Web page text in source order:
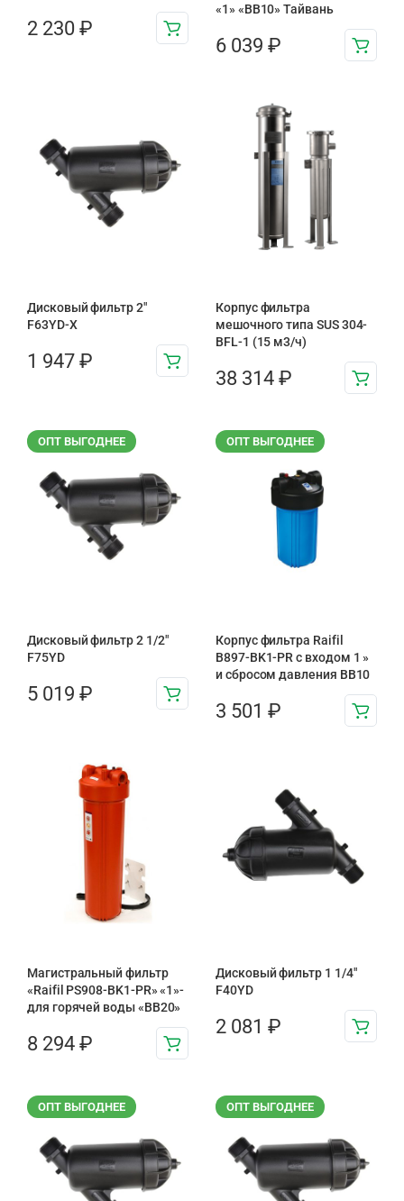
2 230 ₽
«1» «BB10» Тайвань
6 039 ₽
Дисковый фильтр 2"
F63YD-X
1 947 ₽
Корпус фильтра
мешочного типа SUS 304-
BFL-1 (15 м3/ч)
38 314 ₽
ОПТ ВЫГОДНЕЕ
Дисковый фильтр 2 1/2″
F75YD
5 019 ₽
ОПТ ВЫГОДНЕЕ
Корпус фильтра Raifil
B897-BK1-PR с входом 1 »
и сбросом давления BB10
3 501 ₽
Магистральный фильтр
«Raifil PS908-BK1-PR» «1»-
для горячей воды «BB20»
8 294 ₽
Дисковый фильтр 1 1/4″
F40YD
2 081 ₽
ОПТ ВЫГОДНЕЕ ОПТ ВЫГОДНЕЕ